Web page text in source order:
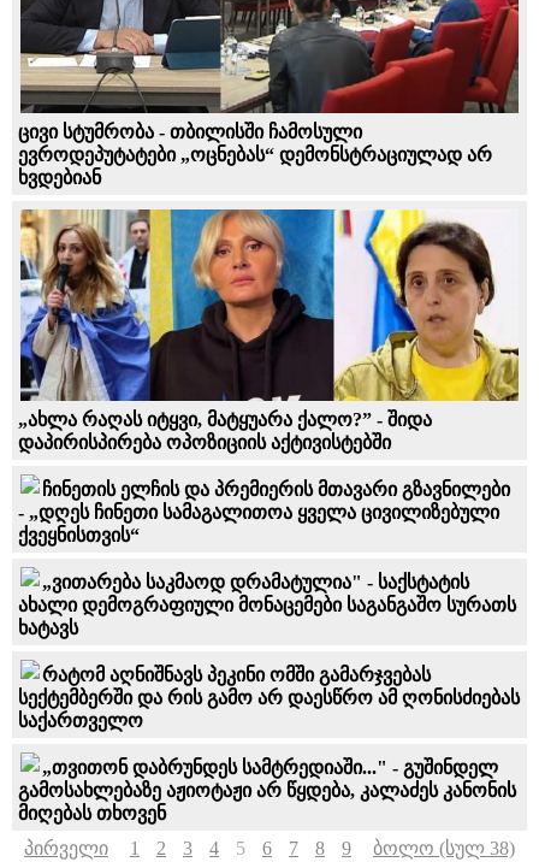
ცივი სტუმრობა - თბილისში ჩამოსული
ევროდეპუტატები „ოცნებას“ დემონსტრაციულად არ
ხვდებიან
„ახლა რაღას იტყვი, მატყუარა ქალო?” - შიდა
დაპირისპირება ოპოზიციის აქტივისტებში
ჩინეთის ელჩის და პრემიერის მთავარი გზავნილები
- „დღეს ჩინეთი სამაგალითოა ყველა ცივილიზებული
ქვეყნისთვის“
„ვითარება საკმაოდ დრამატულია" - საქსტატის
ახალი დემოგრაფიული მონაცემები საგანგაშო სურათს
ხატავს
რატომ აღნიშნავს პეკინი ომში გამარჯვებას
სექტემბერში და რის გამო არ დაესწრო ამ ღონისძიებას
საქართველო
„თვითონ დაბრუნდეს სამტრედიაში..." - გუშინდელ
გამოსახლებაზე აჟიოტაჟი არ წყდება, კალაძეს კანონის
მიღებას თხოვენ
პირველი
1 2 3 4 5 6 7 8 9 ბოლო (სულ 38)